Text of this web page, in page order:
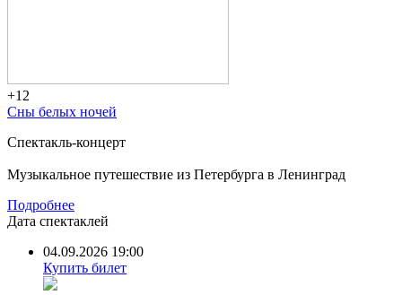
+12
Сны белых ночей
Спектакль-концерт
Музыкальное путешествие из Петербурга в Ленинград
Подробнее
Дата спектаклей
04.09.2026 19:00
Купить билет